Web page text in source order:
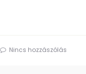
Nincs hozzászólás